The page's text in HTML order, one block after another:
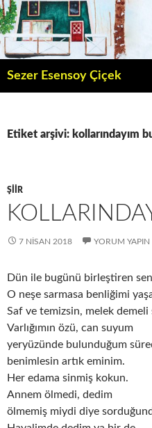
İçeriğe
atla
Sezer Esensoy Çiçek
Etiket arşivi: kollarındayım
ŞIIR
7 NISAN 2018 YORUM YAPIN
Dün ile bugünü birleştiren
O neşe sarmasa benliğimi
Saf ve temizsin, melek demeli
Varlığımın özü, can suyum
yeryüzünde bulunduğum
benimlesin artık eminim.
Her edama sinmiş kokun.
Annem ölmedi, dedim
ölmemiş miydi diye